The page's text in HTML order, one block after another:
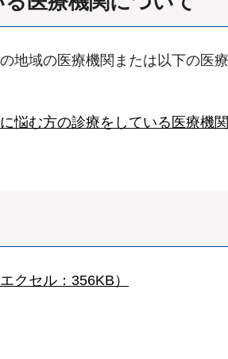
地域の医療機関または以下の医
に悩む方の診療をしている医療機
エクセル：356KB）